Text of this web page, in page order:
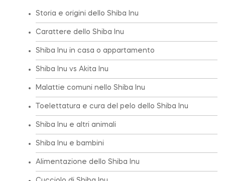
Storia e origini dello Shiba Inu
Carattere dello Shiba Inu
Shiba Inu in casa o appartamento
Shiba Inu vs Akita Inu
Malattie comuni nello Shiba Inu
Toelettatura e cura del pelo dello Shiba Inu
Shiba Inu e altri animali
Shiba Inu e bambini
Alimentazione dello Shiba Inu